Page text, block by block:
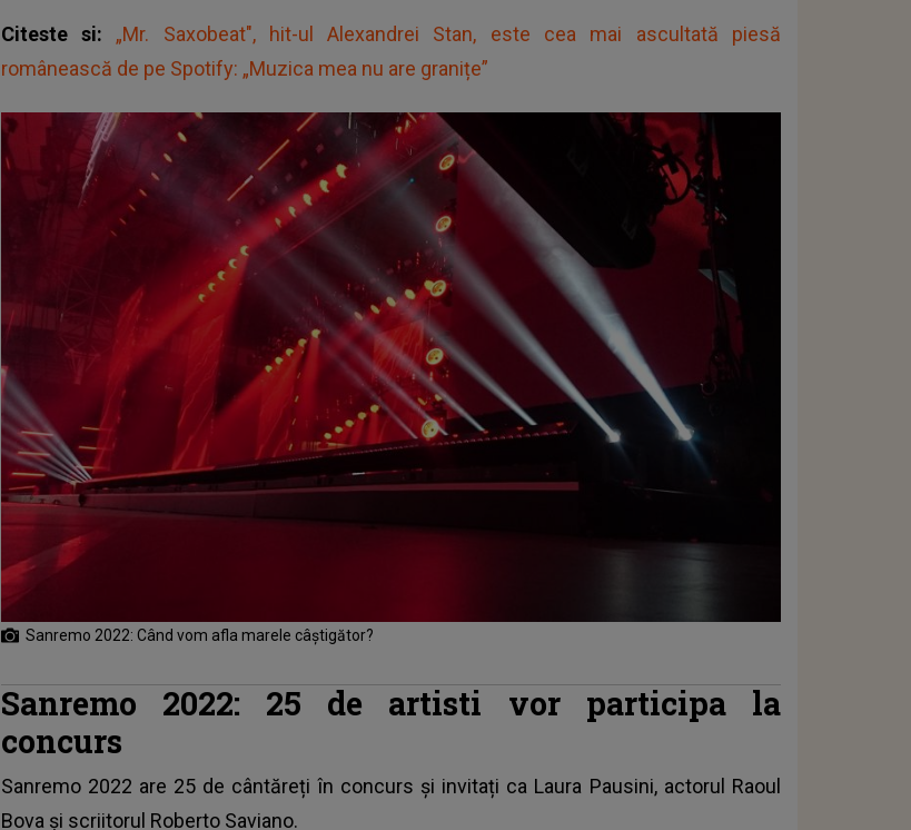
Citeste si: „Mr. Saxobeat", hit-ul Alexandrei Stan, este cea mai ascultată piesă
românească de pe Spotify: „Muzica mea nu are granițe”
Sanremo 2022: Când vom afla marele câştigător?
Sanremo 2022: 25 de artisti vor participa la
concurs
Sanremo 2022 are 25 de cântăreți în concurs și invitați ca Laura Pausini, actorul Raoul
Bova şi scriitorul Roberto Saviano.